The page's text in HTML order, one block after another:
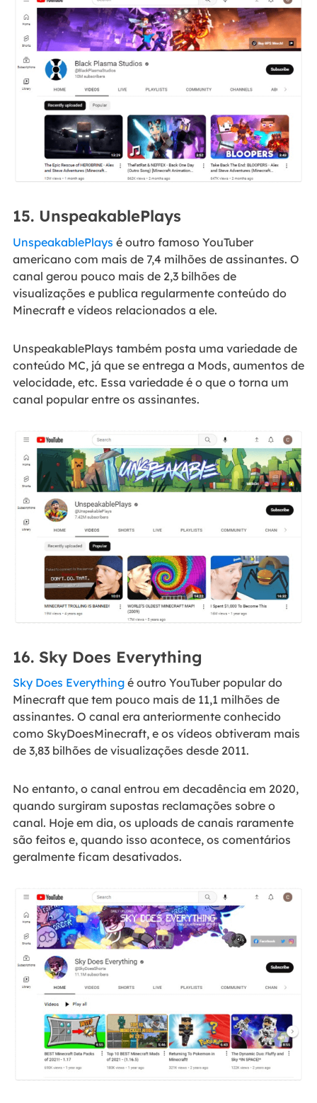
15. UnspeakablePlays
UnspeakablePlays é outro famoso YouTuber
americano com mais de 7,4 milhões de assinantes. O
canal gerou pouco mais de 2,3 bilhões de
visualizações e publica regularmente conteúdo do
Minecraft e vídeos relacionados a ele.
UnspeakablePlays também posta uma variedade de
conteúdo MC, já que se entrega a Mods, aumentos de
velocidade, etc. Essa variedade é o que o torna um
canal popular entre os assinantes.
16. Sky Does Everything
Sky Does Everythingé outro YouTuber popular do
Minecraft que tem pouco mais de 11,1 milhões de
assinantes. O canal era anteriormente conhecido
como SkyDoesMinecraft, e os vídeos obtiveram mais
de 3,83 bilhões de visualizações desde 2011.
No entanto, o canal entrou em decadência em 2020,
quando surgiram supostas reclamações sobre o
canal. Hoje em dia, os uploads de canais raramente
são feitos e, quando isso acontece, os comentários
geralmente ficam desativados.